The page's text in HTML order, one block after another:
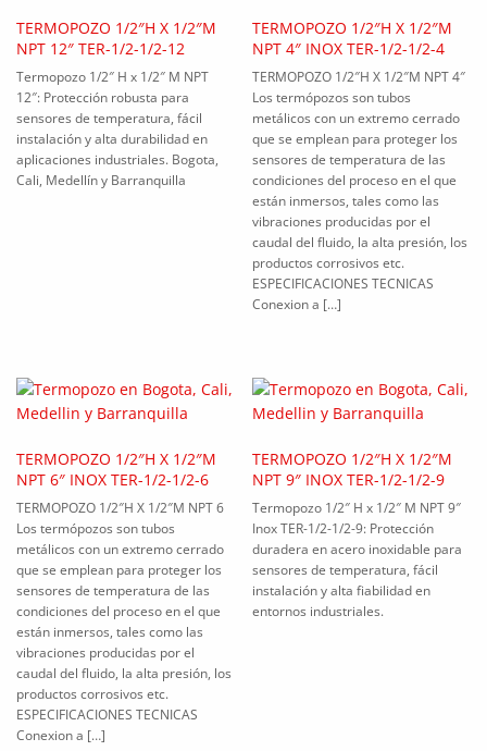
TERMOPOZO 1/2″H X 1/2″M
NPT 12″ TER-1/2-1/2-12
Termopozo 1/2″ H x 1/2″ M NPT
12″: Protección robusta para
sensores de temperatura, fácil
instalación y alta durabilidad en
aplicaciones industriales. Bogota,
Cali, Medellín y Barranquilla
TERMOPOZO 1/2″H X 1/2″M
NPT 4″ INOX TER-1/2-1/2-4
TERMOPOZO 1/2″H X 1/2″M NPT 4″
Los termópozos son tubos
metálicos con un extremo cerrado
que se emplean para proteger los
sensores de temperatura de las
condiciones del proceso en el que
están inmersos, tales como las
vibraciones producidas por el
caudal del fluido, la alta presión, los
productos corrosivos etc.
ESPECIFICACIONES TECNICAS
Conexion a […]
TERMOPOZO 1/2″H X 1/2″M
NPT 6″ INOX TER-1/2-1/2-6
TERMOPOZO 1/2″H X 1/2″M NPT 6
Los termópozos son tubos
metálicos con un extremo cerrado
que se emplean para proteger los
sensores de temperatura de las
condiciones del proceso en el que
están inmersos, tales como las
vibraciones producidas por el
caudal del fluido, la alta presión, los
productos corrosivos etc.
ESPECIFICACIONES TECNICAS
Conexion a […]
TERMOPOZO 1/2″H X 1/2″M
NPT 9″ INOX TER-1/2-1/2-9
Termopozo 1/2″ H x 1/2″ M NPT 9″
Inox TER-1/2-1/2-9: Protección
duradera en acero inoxidable para
sensores de temperatura, fácil
instalación y alta fiabilidad en
entornos industriales.